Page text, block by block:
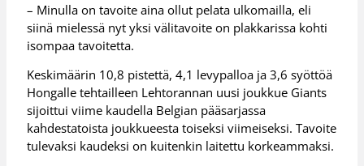
– Minulla on tavoite aina ollut pelata ulkomailla, eli
siinä mielessä nyt yksi välitavoite on plakkarissa kohti
isompaa tavoitetta.
Keskimäärin 10,8 pistettä, 4,1 levypalloa ja 3,6 syöttöä
Hongalle tehtailleen Lehtorannan uusi joukkue Giants
sijoittui viime kaudella Belgian pääsarjassa
kahdestatoista joukkueesta toiseksi viimeiseksi. Tavoite
tulevaksi kaudeksi on kuitenkin laitettu korkeammaksi.